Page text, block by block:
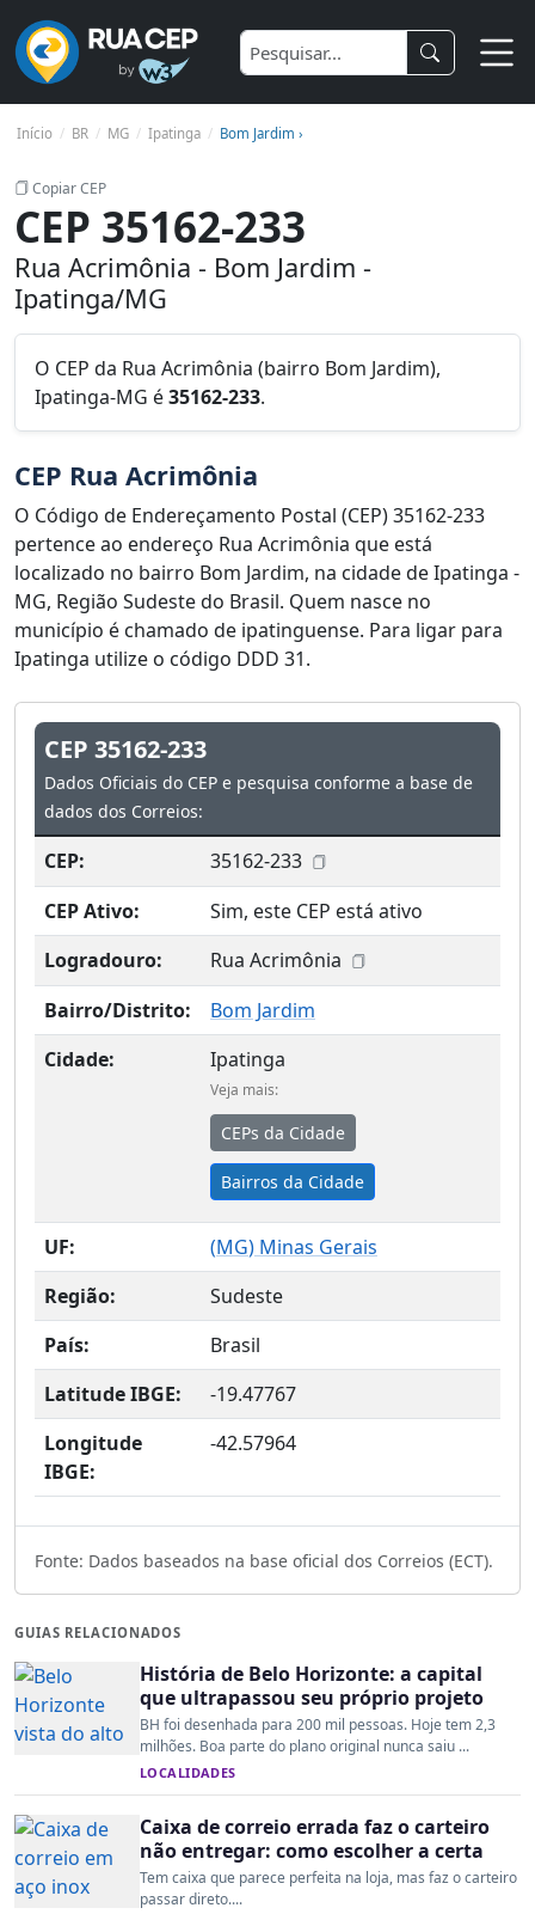
Início BR MG Ipatinga Bom Jardim ›
Copiar CEP
CEP 35162-233
Rua Acrimônia - Bom Jardim -
Ipatinga/MG
O CEP da Rua Acrimônia (bairro Bom Jardim),
Ipatinga-MG é35162-233.
CEP Rua Acrimônia
O Código de Endereçamento Postal (CEP) 35162-233
pertence ao endereço Rua Acrimônia que está
localizado no bairro Bom Jardim, na cidade de Ipatinga -
MG, Região Sudeste do Brasil. Quem nasce no
município é chamado de ipatinguense. Para ligar para
Ipatinga utilize o código DDD 31.
CEP 35162-233
Dados Oficiais do CEP e pesquisa conforme a base de
dados dos Correios:
CEP:
35162-233
CEP Ativo:
Sim, este CEP está ativo
Logradouro:
Rua Acrimônia
Bairro/Distrito:
Bom Jardim
Cidade:
Ipatinga
Veja mais:
CEPs da Cidade
Bairros da Cidade
UF: (MG) Minas Gerais
Região:
Sudeste
País:
Brasil
Latitude IBGE:
-19.47767
Longitude
IBGE:
-42.57964
Fonte: Dados baseados na base oficial dos Correios (ECT).
GUIAS RELACIONADOS
História de Belo Horizonte: a capital
que ultrapassou seu próprio projeto
BH foi desenhada para 200 mil pessoas. Hoje tem 2,3
milhões. Boa parte do plano original nunca saiu ...
LOCALIDADES
Caixa de correio errada faz o carteiro
não entregar: como escolher a certa
Tem caixa que parece perfeita na loja, mas faz o carteiro
passar direto....